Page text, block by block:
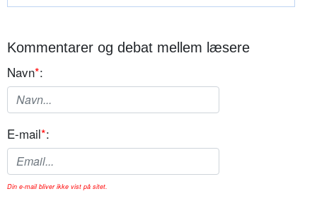
Kommentarer og debat mellem læsere
Navn*:
E-mail*:
Din e-mail bliver ikke vist på sitet.